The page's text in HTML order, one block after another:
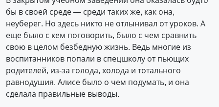
бы в своей среде — среди таких же, как она,
неуберег. Но здесь никто не отлынивал от уроков. А
еще было с кем поговорить, было с чем сравнить
свою в целом безбедную жизнь. Ведь многие из
воспитанников попали в спецшколу от пьющих
родителей, из-за голода, холода и тотального
равнодушия. Алисе было о чем подумать, и она
сделала правильные выводы.